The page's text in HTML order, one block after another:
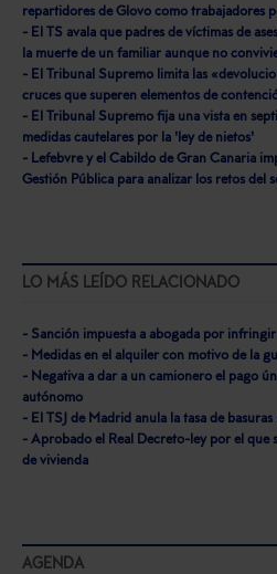
repartidores de Glovo como trabajadores
- El TS avala que padres de víctimas de
la muerte de un familiar aunque no
- El Tribunal Supremo limita las
cruces que superen elementos de
- El Tribunal Supremo fija una vista en
medidas cautelares por la 'ley de nietos'
- Lefebvre y el Cabildo de Gran Canaria
Gestión Pública para analizar los retos del
LO MÁS LEÍDO RELACIONADO
- Sanción impuesta a abogada por
- Medidas en el alquiler con motivo de la
- Negativa a dar a un camionero el pago
autónomo
- El TSJ de Madrid anula la tasa de
- Aprobado el Real Decreto-ley por el que
de vivienda
AGENDA